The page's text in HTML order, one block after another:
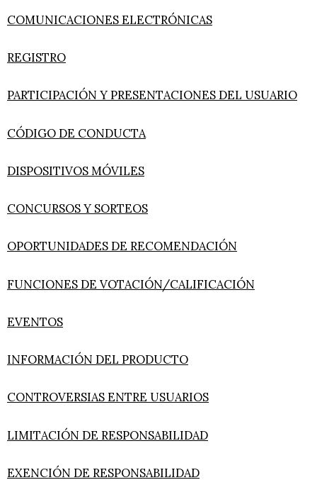
COMUNICACIONES ELECTRÓNICAS
REGISTRO
PARTICIPACIÓN Y PRESENTACIONES DEL USUARIO
CÓDIGO DE CONDUCTA
DISPOSITIVOS MÓVILES
CONCURSOS Y SORTEOS
OPORTUNIDADES DE RECOMENDACIÓN
FUNCIONES DE VOTACIÓN/CALIFICACIÓN
EVENTOS
INFORMACIÓN DEL PRODUCTO
CONTROVERSIAS ENTRE USUARIOS
LIMITACIÓN DE RESPONSABILIDAD
EXENCIÓN DE RESPONSABILIDAD